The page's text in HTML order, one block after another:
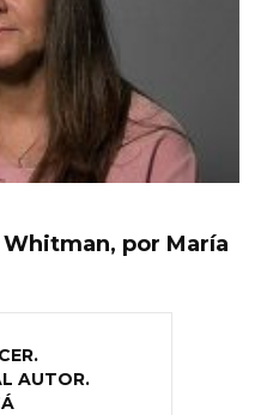
por María
AUTOR.